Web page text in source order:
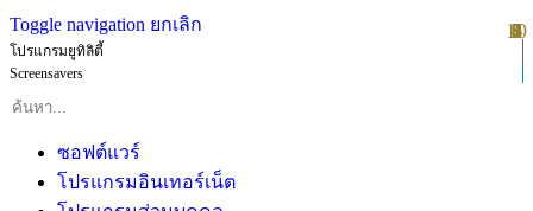
Toggle navigation ยกเลิก
โปรแกรมยูทิลิตี้
Screensavers
ซอฟต์แวร์
โปรแกรมอินเทอร์เน็ต
1
2
3
4
5
6
7
8
9
10